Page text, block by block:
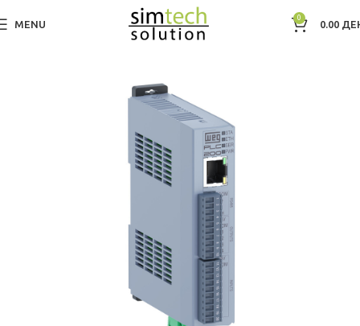
MENU
0
0.00
Дома Индустриска автоматизација и контрола Контролери